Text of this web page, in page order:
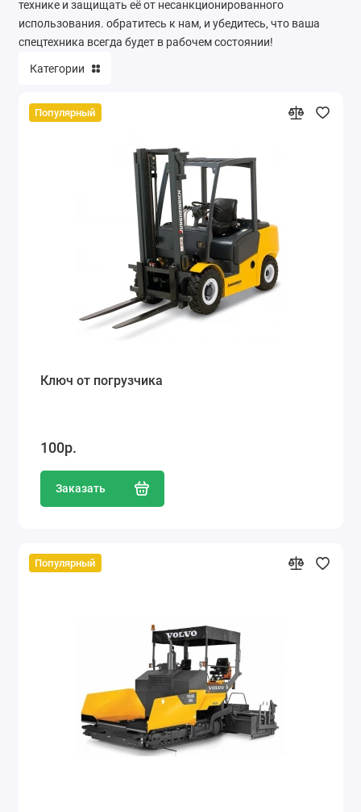
технике и защищать её от несанкционированного
использования. обратитесь к нам, и убедитесь, что ваша
спецтехника всегда будет в рабочем состоянии!
Категории
Популярный
Ключ от погрузчика
100р.
Заказать
Популярный